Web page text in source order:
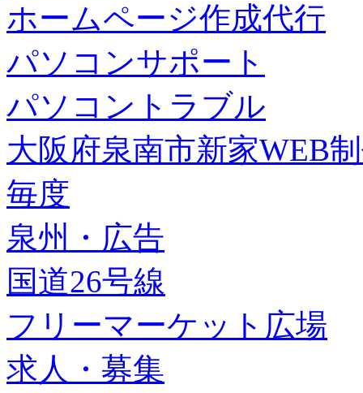
ホームページ作成代行
パソコンサポート
パソコントラブル
大阪府泉南市新家WEB
毎度
泉州・広告
国道26号線
フリーマーケット広場
求人・募集